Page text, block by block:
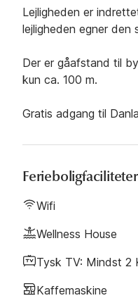
Lejligheden er
lejligheden egner den
Der er gåafstand til
kun ca. 100 m.
Gratis adgang til
Ferieboligfaciliteter
Wifi
Wellness House
Tysk TV: Mindst 2
Kaffemaskine